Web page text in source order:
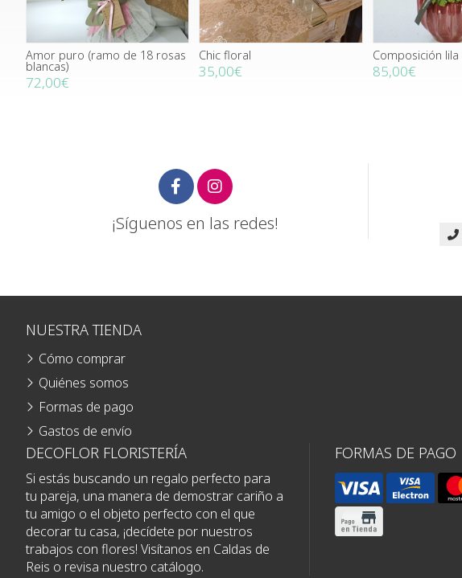
Amor puro (ramo de 18 rosas
blancas)
72,00€
Chic floral
35,00€
Composición lila
85,00€
¡Síguenos en las redes!
DECOFLOR FLORISTERÍA
Si estás buscando un regalo perfecto para
tu pareja, una manera de demostrar cariño a
tu amigo o el objeto perfecto con el que
decorar tu casa, ¡decídete por nuestros
trabajos con flores! Visítanos en Caldas de
Reis o revisa nuestro catálogo.
FORMAS DE PAGO
NUESTRA TIENDA
Cómo comprar
Quiénes somos
Formas de pago
Gastos de envío